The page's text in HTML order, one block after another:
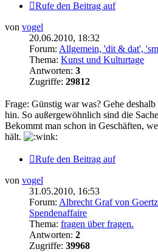
Rufe den Beitrag auf
von vogel
20.06.2010, 18:32
Forum: Allgemein, 'dit & dat',
Thema: Kunst und Kulturtage
Antworten: 3
Zugriffe: 29812
Frage: Günstig war was? Gehe
hin. So außergewöhnlich sind die
Bekommt man schon in Geschäften,
hält.
Rufe den Beitrag auf
von vogel
31.05.2010, 16:53
Forum: Albrecht Graf von
Spendenaffaire
Thema: fragen über fragen.
Antworten: 2
Zugriffe: 39968